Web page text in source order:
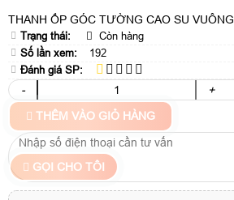
THANH ỐP GÓC TƯỜNG CAO SU VUÔNG
Trạng thái:
Còn hàng
Số lần xem:
192
Đánh giá SP:
-
+
THÊM VÀO GIỎ HÀNG
GỌI CHO TÔI